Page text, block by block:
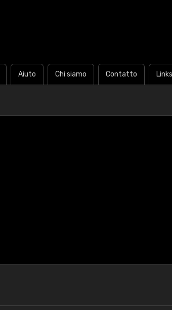
Aiuto Chi siamo Contatto Links